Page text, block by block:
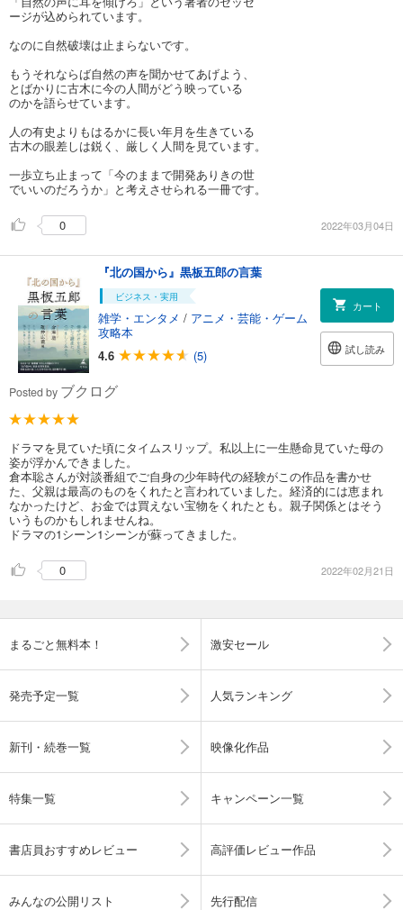
ージが込められています。
なのに自然破壊は止まらないです。
もうそれならば自然の声を聞かせてあげよう、
とばかりに古木に今の人間がどう映っている
のかを語らせています。
人の有史よりもはるかに長い年月を生きている
古木の眼差しは鋭く、厳しく人間を見ています。
一歩立ち止まって「今のままで開発ありきの世
でいいのだろうか」と考えさせられる一冊です。
0 2022年03月04日
『北の国から』黒板五郎の言葉
ビジネス・実用
雑学・エンタメ / アニメ・芸能・ゲーム
攻略本
4.6
(5)
カート
試し読み
Posted by ブクログ
ドラマを見ていた頃にタイムスリップ。私以上に一生懸命見ていた母の
姿が浮かんできました。
倉本聡さんが対談番組でご自身の少年時代の経験がこの作品を書かせ
た、父親は最高のものをくれたと言われていました。経済的には恵まれ
なかったけど、お金では買えない宝物をくれたとも。親子関係とはそう
いうものかもしれませんね。
ドラマの1シーン1シーンが蘇ってきました。
0 2022年02月21日
まるごと無料本！ 激安セール
発売予定一覧 人気ランキング
新刊・続巻一覧 映像化作品
特集一覧 キャンペーン一覧
書店員おすすめレビュー 高評価レビュー作品
みんなの公開リスト 先行配信